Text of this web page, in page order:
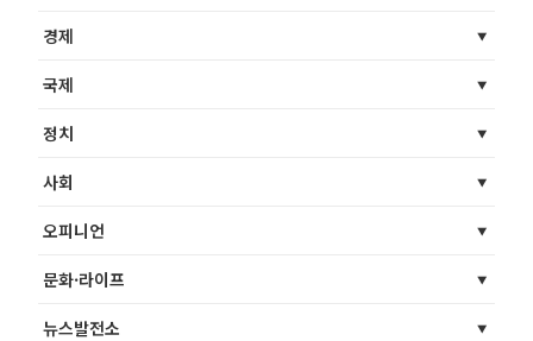
경제
국제
정치
사회
오피니언
문화·라이프
뉴스발전소